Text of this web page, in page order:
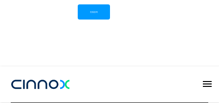
在线咨询